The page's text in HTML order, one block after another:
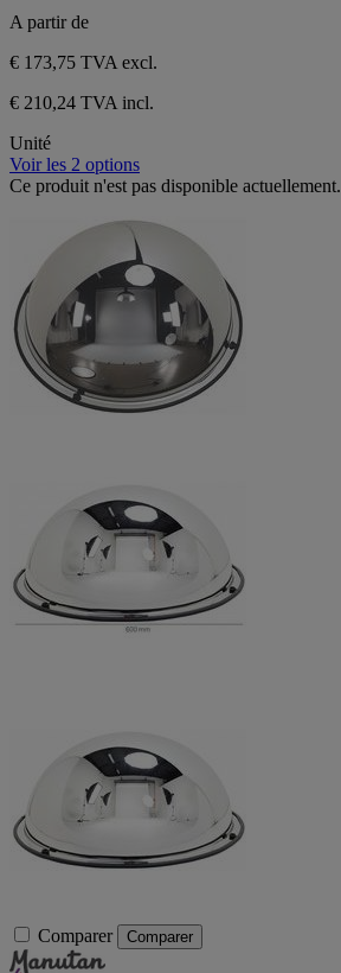
A partir de
€ 173,75 TVA excl.
€ 210,24 TVA incl.
Unité
Voir les 2 options
Ce produit n'est pas disponible actuellement.
Comparer Comparer